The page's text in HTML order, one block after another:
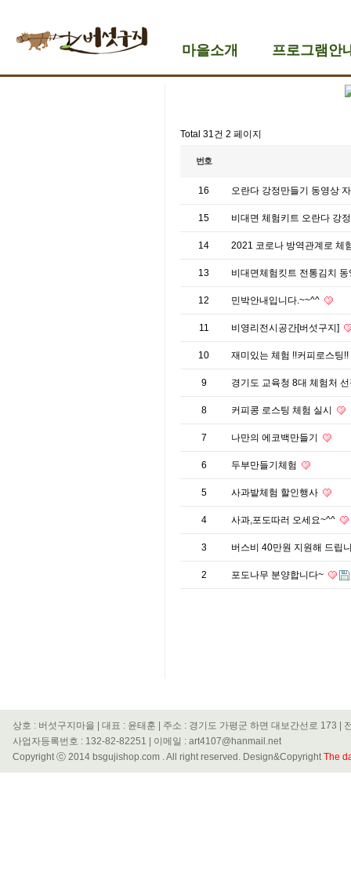
마을소개 프로그램안
Total 31건 2 페이지
번호
16 오란다 강정만들기 동영상
15 비대면 체험키트 오란다 강
14 2021 코로나 방역관계로 체
13 비대면체험킷트 전통김치
12 민박안내입니다.~~^^
11 비영리전시공간[버섯구지]
10 재미있는 체험 !!커피로스팅!!
9 경기도 교육청 8대 체험처
8 커피콩 로스팅 체험 실시
7 나만의 에코백만들기
6 두부만들기체험
5 사과밭체험 할인행사
4 사과,포도따러 오세요~^^
3 버스비 40만원 지원해 드립
2 포도나무 분양합니다~
상호 : 버섯구지마을 | 대표 : 윤태훈 | 주소 : 경기도 가평군 하면 대보간선로 173 |
사업자등록번호 : 132-82-82251 | 이메일 : art4107@hanmail.net
Copyright ⓒ 2014 bsgujishop.com . All right reserved. Design&CopyrightThe